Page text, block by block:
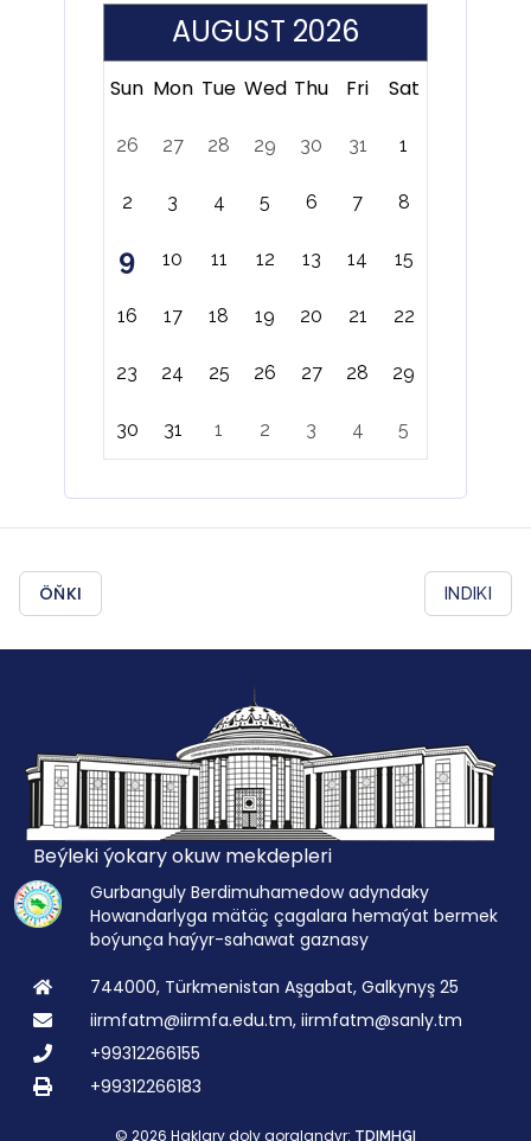
AUGUST 2026
Sun Mon Tue Wed Thu Fri Sat
26 27 28 29 30 31 1
2 3 4 5 6 7 8
9 10 11 12 13 14 15
16 17 18 19 20 21 22
23 24 25 26 27 28 29
30 31 1 2 3 4 5
ÖŇKI INDIKI
Beýleki ýokary okuw mekdepleri
Gurbanguly Berdimuhamedow adyndaky
Howandarlyga mätäç çagalara hemaýat bermek
boýunça haýyr-sahawat gaznasy
744000, Türkmenistan Aşgabat, Galkynyş 25
iirmfatm@iirmfa.edu.tm, iirmfatm@sanly.tm
+99312266155
+99312266183
© 2026 Haklary doly goralandyr: TDIMHGI